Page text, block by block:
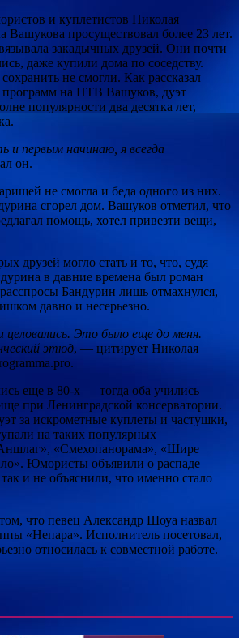
и куплетистов Николая
просуществовал более 23 лет.
закадычных друзей. Они почти
даже купили дома по соседству.
не смогли. Как рассказал
программ на НТВ Вашуков, дуэт
популярности два десятка лет,
и первым начинаю, я всегда
он.
не смогла и беда одного из них.
сгорел дом. Вашуков отметил, что
помощь, хотел привезти вещи,
друзей могло стать и то, что, судя
в давние времена был роман
Бандурин лишь отмахнулся,
давно и несерьезно.
Это было еще до меня.
этюд, — цитирует Николая
еще в 80-х — тогда оба учились
при Ленинградской консерватории.
за искрометные куплеты и частушки,
на таких популярных
«Смехопанорама», «Шире
Юмористы объявили о распаде
и не объяснили, что именно стало
что певец Александр Шоуа назвал
«Непара». Исполнитель посетовал,
относилась к совместной работе.